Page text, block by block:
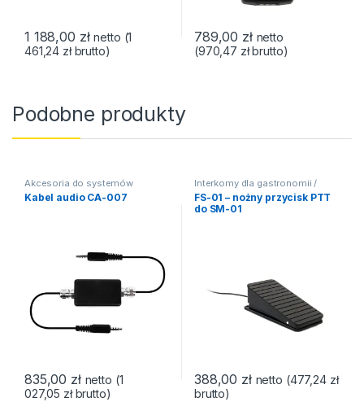
1 188,00 zł netto (1
461,24 złbrutto)
789,00 zł netto
(970,47 złbrutto)
Podobne produkty
Akcesoria do systemów
interkom
Kabel audio CA-007
835,00 zł netto (1
027,05 złbrutto)
Interkomy dla gastronomii /
HoReCa ,Akcesoria do
systemów interkom
FS-01 – nożny przycisk PTT
do SM-01
388,00 zł netto (477,24 zł
brutto)